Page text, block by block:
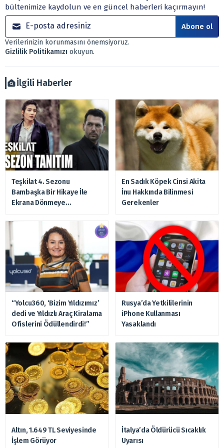
yönetim şirketleri ile müşteri arasında imzalanacak
sözleşme çerçevesinde sunulmaktadır.
Sitemizde bulunan bilgiler ve görüşler, sizin mali
durumunuz, risk – getiri beklentileriniz ile uyuşmayabilir.
Ayrıca burada yer alan bilgilere dayanarak, yatırım kararı
zararlardan, arztakvimi.com.tr sorumlu tutulamaz.
bültenimize kaydolun ve en güncel haberleri kaçırmayın!
Abone ol
Verilerinizin korunmasını önemsiyoruz.
Gizlilik Politikamızı okuyun.
İlgili Haberler
Teşkilat 4. Sezonu
Bambaşka Bir Hikaye İle
Ekrana Dönmeye
En Sadık Köpek Cinsi Akita
İnu Hakkında Bilinmesi
Gerekenler
“Yolcu360, ‘Bizim Yıldızımız’
dedi ve Yıldızlı Araç Kiralama
Ofislerini Ödüllendirdi!”
Rusya’da Yetkililerinin
iPhone Kullanması
Yasaklandı
Altın, 1.649 TL Seviyesinde
İşlem Görüyor
İtalya’da Öldürücü Sıcaklık
Uyarısı